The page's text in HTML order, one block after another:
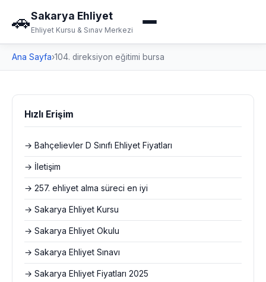
🚗Sakarya Ehliyet
Ehliyet Kursu & Sınav Merkezi
Ana Sayfa›104. direksiyon eğitimi bursa
Hızlı Erişim
→ Bahçelievler D Sınıfı Ehliyet Fiyatları
→ İletişim
→ 257. ehliyet alma süreci en iyi
→ Sakarya Ehliyet Kursu
→ Sakarya Ehliyet Okulu
→ Sakarya Ehliyet Sınavı
→ Sakarya Ehliyet Fiyatları 2025